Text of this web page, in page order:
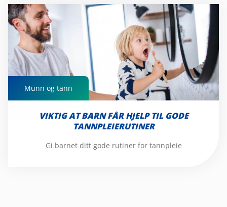
Munn og tann
VIKTIG AT BARN FÅR HJELP TIL GODE
TANNPLEIERUTINER
Gi barnet ditt gode rutiner for tannpleie